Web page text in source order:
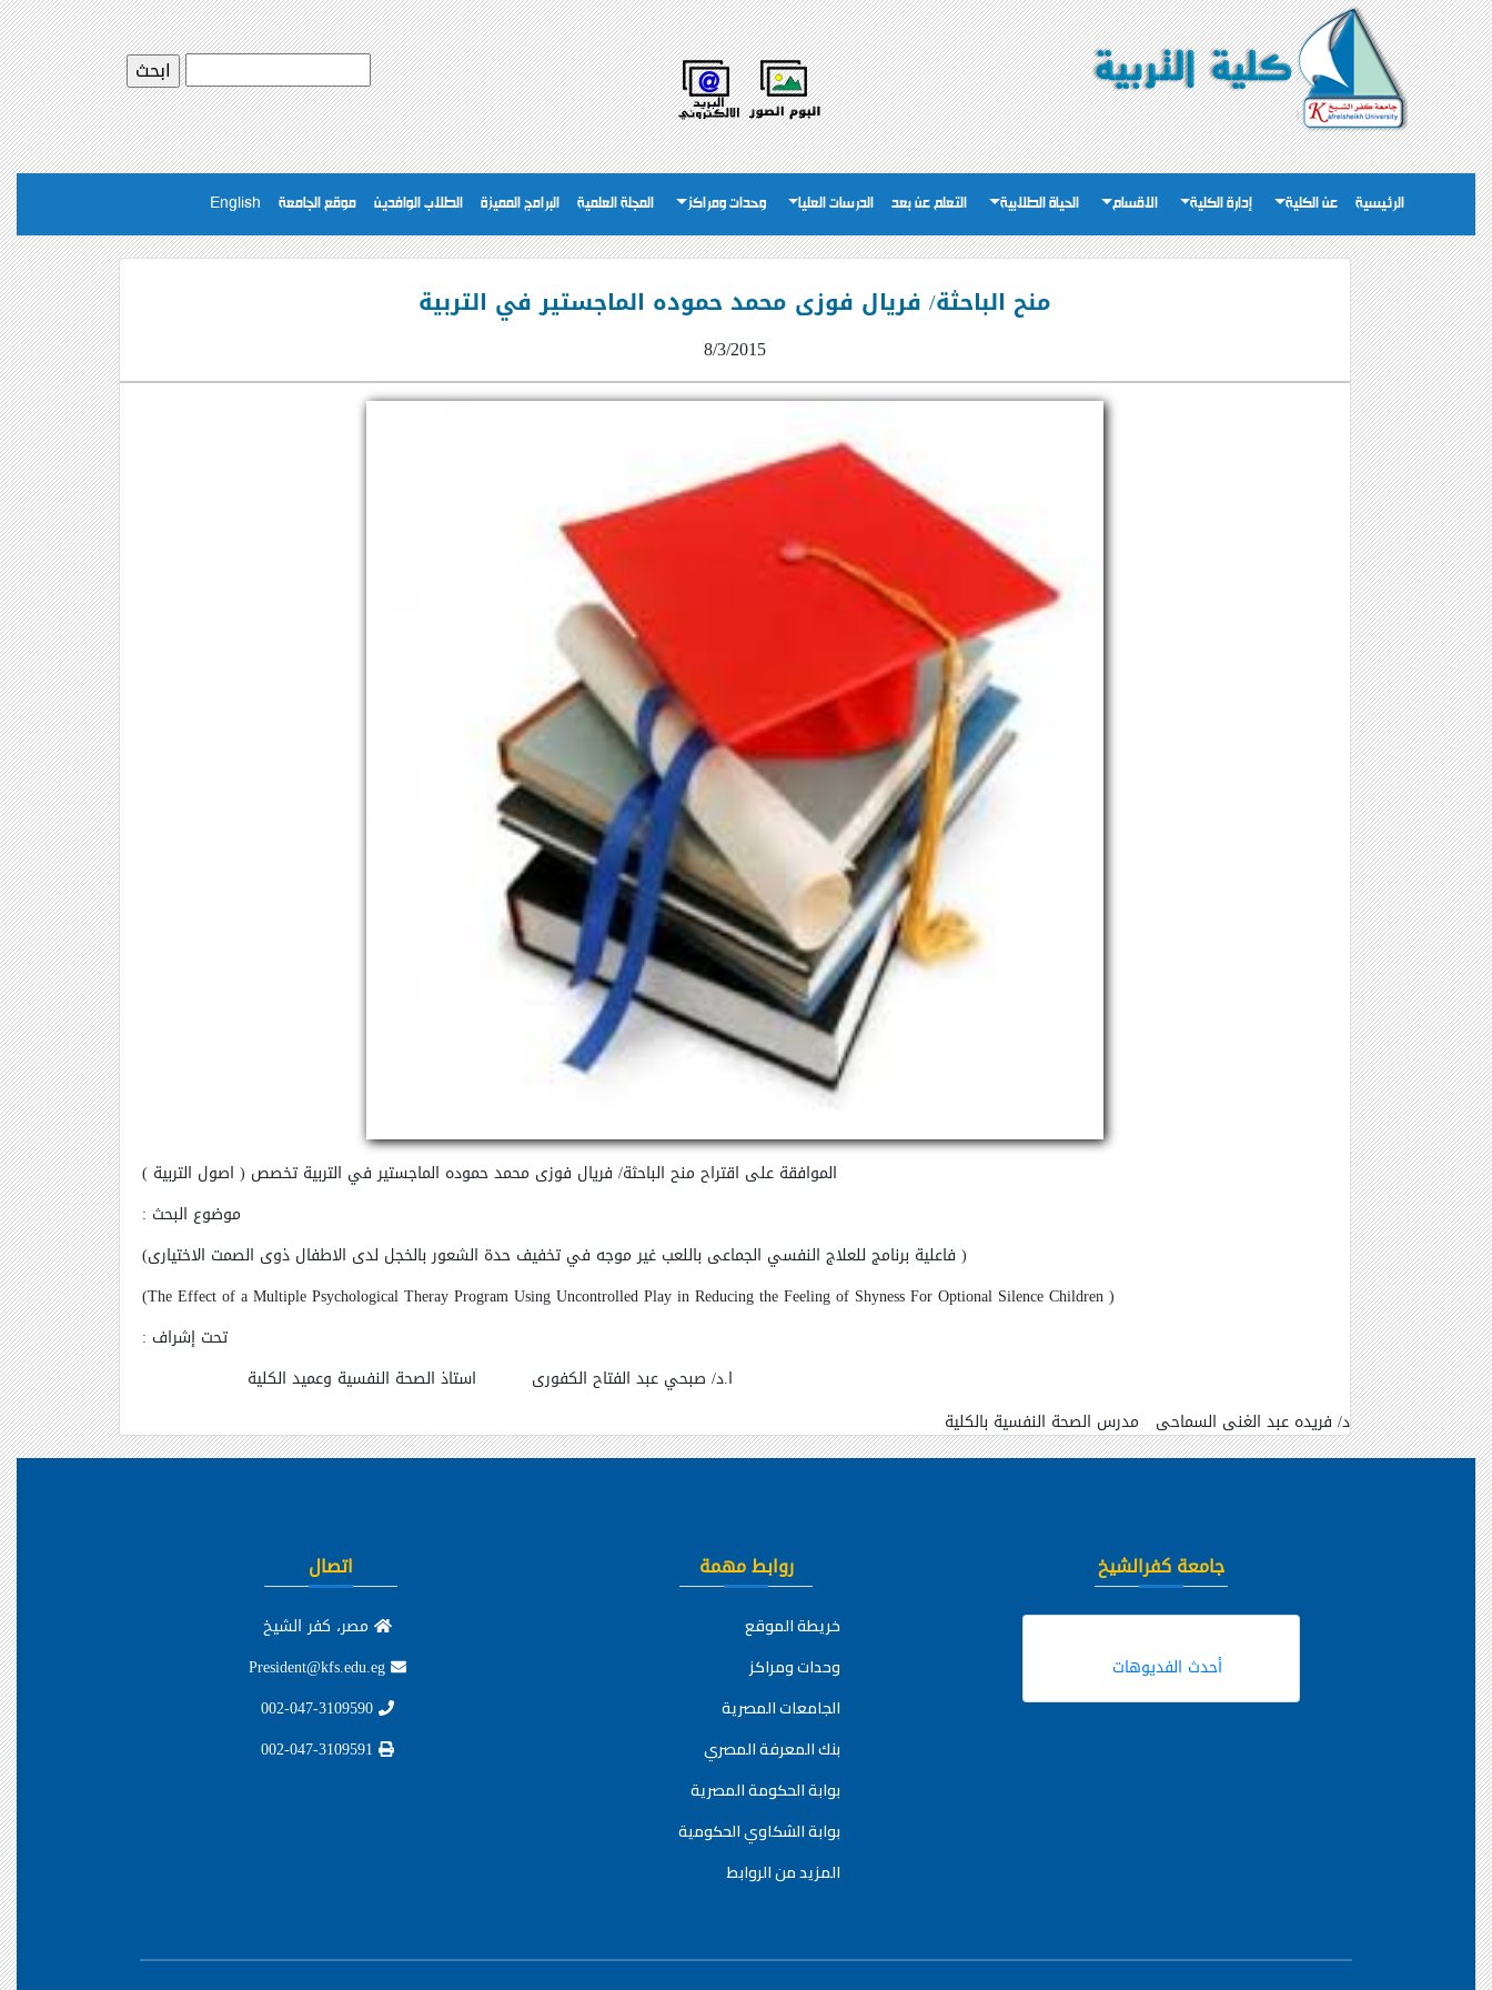
الرئيسية عن الكلية إدارة الكلية الاقسام الحياة الطلابية التعلم عن بعد الدرسات العليا وحدات ومراكز المجلة العلمية البرامج المميزة الطلاب الوافدين موقع الجامعة English
منح الباحثة/ فريال فوزى محمد حموده الماجستير في التربية
8/3/2015
الموافقة على اقتراح منح الباحثة/ فريال فوزى محمد حموده الماجستير في التربية تخصص ( اصول التربية )
موضوع البحث :
( فاعلية برنامج للعلاج النفسي الجماعى باللعب غير موجه في تخفيف حدة الشعور بالخجل لدى الاطفال ذوى الصمت الاختيارى)
(
The Effect of a Multiple Psychological Theray Program Using Uncontrolled Play in Reducing the Feeling of Shyness For Optional Silence Children
)
تحت إشراف :
ا.د/ صبحي عبد الفتاح الكفورى
استاذ الصحة النفسية وعميد الكلية
د/ فريده عبد الغنى السماحى
مدرس الصحة النفسية بالكلية
جامعة كفرالشيخ
أحدث الفديوهات
روابط مهمة
خريطة الموقع
وحدات ومراكز
الجامعات المصرية
بنك المعرفة المصري
بوابة الحكومة المصرية
بوابة الشكاوي الحكومية
المزيد من الروابط
اتصال
مصر، كفر الشيخ